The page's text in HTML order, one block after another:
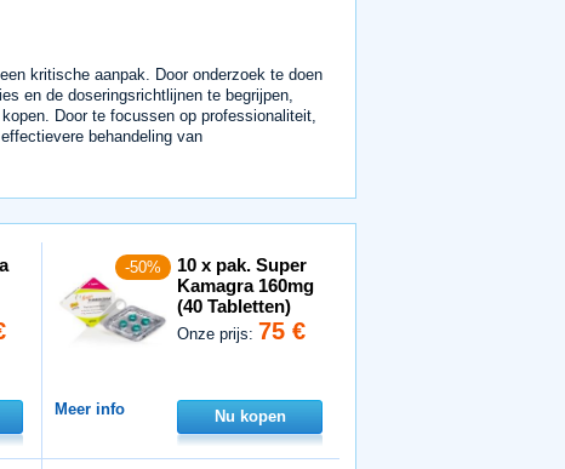
kritische aanpak. Door onderzoek te doen
en de doseringsrichtlijnen te begrijpen,
Door te focussen op professionaliteit,
behandeling van
-50%
10 x pak. Super
Kamagra 160mg
(40 Tabletten)
Onze prijs: 75 €
Meer info Nu kopen